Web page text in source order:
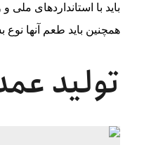
باید با استانداردهای
همچنین باید طعم آنها نوع
تولید